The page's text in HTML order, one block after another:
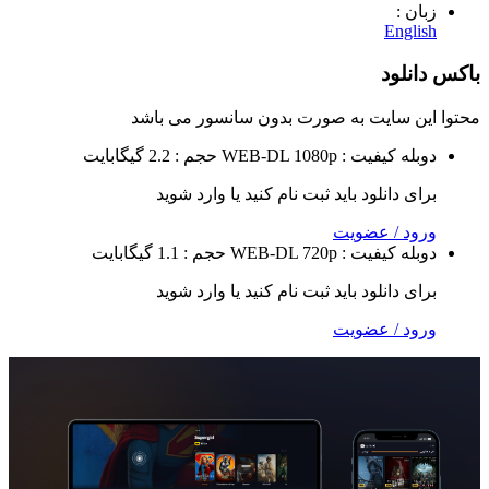
سایت به صورتبدون سانسورمی باشد
کیفیت : WEB-DL 1080p حجم : 2.2 گیگابایت
دانلود باید ثبت نام کنید یا وارد شوید
/ عضویت
کیفیت : WEB-DL 720p حجم : 1.1 گیگابایت
دانلود باید ثبت نام کنید یا وارد شوید
/ عضویت